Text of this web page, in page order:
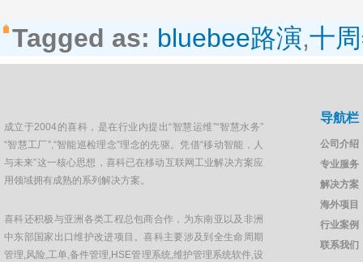
Tagged as: bluebee路演,十
成立于2004的喜科，是在行业内提出“智慧运维”“智慧水务”
“智慧工厂”,“智能巡检理念”理念的先驱。凭借“移动智能，人
与未来”这一核心思想，喜科已在移动互联网工业解决方案应
用领域拥有成熟的系列解决方案。
喜科还积极与亚洲各类工程总包商合作，为东南亚以及非洲
中东部国家出口维护改进项目。喜科主要涉及到全生命周期
管理,风险,工单,备件管理,HSE管理系统,维护管理系统软件,设
导航栏
公司介绍
专业服务
解决方案
海外项目
行业案例
联系我们